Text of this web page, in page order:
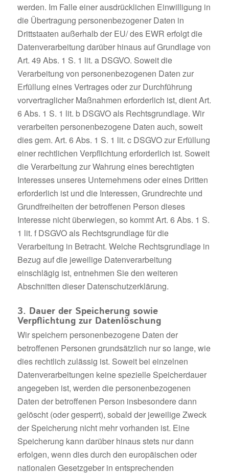
werden. Im Falle einer ausdrücklichen Einwilligung in
die Übertragung personenbezogener Daten in
Drittstaaten außerhalb der EU/ des EWR erfolgt die
Datenverarbeitung darüber hinaus auf Grundlage von
Art. 49 Abs. 1 S. 1 lit. a DSGVO. Soweit die
Verarbeitung von personenbezogenen Daten zur
Erfüllung eines Vertrages oder zur Durchführung
vorvertraglicher Maßnahmen erforderlich ist, dient Art.
6 Abs. 1 S. 1 lit. b DSGVO als Rechtsgrundlage. Wir
verarbeiten personenbezogene Daten auch, soweit
dies gem. Art. 6 Abs. 1 S. 1 lit. c DSGVO zur Erfüllung
einer rechtlichen Verpflichtung erforderlich ist. Soweit
die Verarbeitung zur Wahrung eines berechtigten
Interesses unseres Unternehmens oder eines Dritten
erforderlich ist und die Interessen, Grundrechte und
Grundfreiheiten der betroffenen Person dieses
Interesse nicht überwiegen, so kommt Art. 6 Abs. 1 S.
1 lit. f DSGVO als Rechtsgrundlage für die
Verarbeitung in Betracht. Welche Rechtsgrundlage in
Bezug auf die jeweilige Datenverarbeitung
einschlägig ist, entnehmen Sie den weiteren
Abschnitten dieser Datenschutzerklärung.
3. Dauer der Speicherung sowie
Verpflichtung zur Datenlöschung
Wir speichern personenbezogene Daten der
betroffenen Personen grundsätzlich nur so lange, wie
dies rechtlich zulässig ist. Soweit bei einzelnen
Datenverarbeitungen keine spezielle Speicherdauer
angegeben ist, werden die personenbezogenen
Daten der betroffenen Person insbesondere dann
gelöscht (oder gesperrt), sobald der jeweilige Zweck
der Speicherung nicht mehr vorhanden ist. Eine
Speicherung kann darüber hinaus stets nur dann
erfolgen, wenn dies durch den europäischen oder
nationalen Gesetzgeber in entsprechenden